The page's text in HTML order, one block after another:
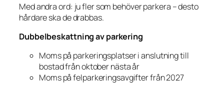
Med andra ord: ju fler som behöver parkera – desto
hårdare ska de drabbas.
Dubbelbeskattning av parkering
Moms på parkeringsplatser i anslutning till
bostad från oktober nästa år
Moms på felparkeringsavgifter från 2027